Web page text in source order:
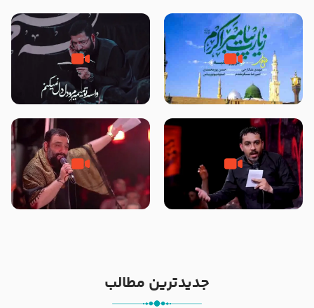
زیارت پیامبر اکرم صلی الله علیه و
آله در روز شنبه با نوای علی فانی
مصداق کربلا – حاج حسین سیب
سرخی
شور ، حسینا! به‌ حق زهرا «أُنْظُرْ
إِلَینا» – عزاداری شب هفتم ماه
جانا جانا ابی عبدالله – کربلایی جواد
مقدم – شب هشتم محرم 1448 –
جدیدترین مطالب